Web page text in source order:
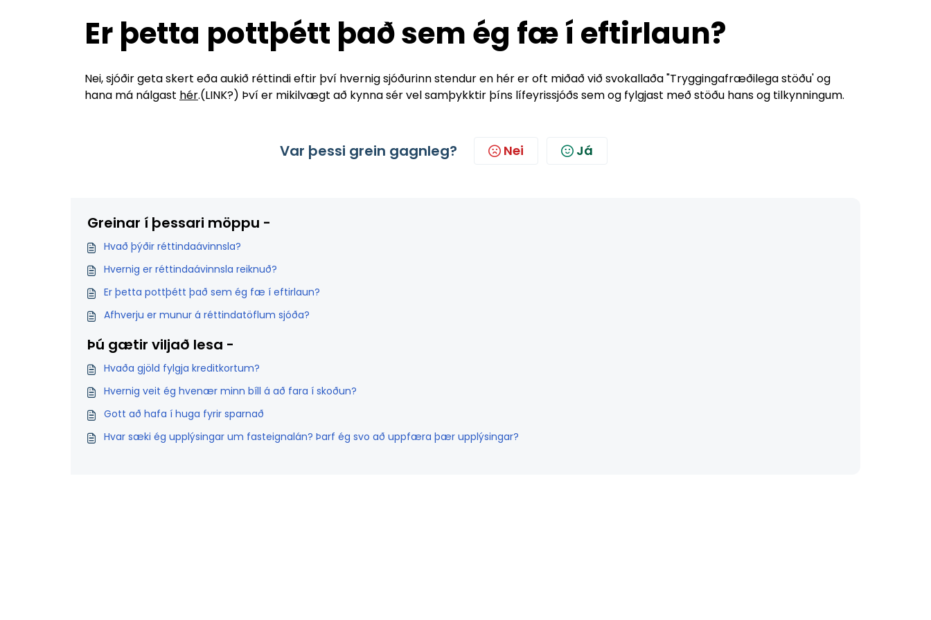
Er þetta pottþétt það sem ég fæ í eftirlaun?
Nei, sjóðir geta skert eða aukið réttindi eftir því hvernig sjóðurinn stendur en hér er oft miðað við svokallaða "Tryggingafræðilega stöðu' og
hana má nálgast hér.(LINK?) Því er mikilvægt að kynna sér vel samþykktir þíns lífeyrissjóðs sem og fylgjast með stöðu hans og tilkynningum.
Var þessi grein gagnleg? Nei Já
Greinar í þessari möppu -
Hvað þýðir réttindaávinnsla?
Hvernig er réttindaávinnsla reiknuð?
Er þetta pottþétt það sem ég fæ í eftirlaun?
Afhverju er munur á réttindatöflum sjóða?
Þú gætir viljað lesa -
Hvaða gjöld fylgja kreditkortum?
Hvernig veit ég hvenær minn bíll á að fara í skoðun?
Gott að hafa í huga fyrir sparnað
Hvar sæki ég upplýsingar um fasteignalán? Þarf ég svo að uppfæra þær upplýsingar?